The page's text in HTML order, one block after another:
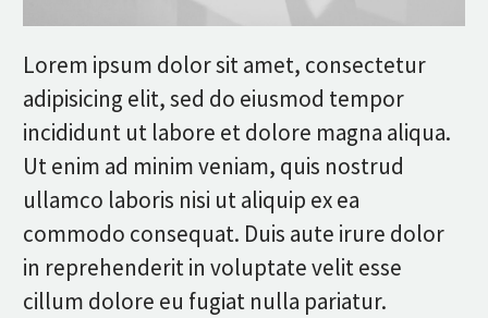
Lorem ipsum dolor sit amet, consectetur
adipisicing elit, sed do eiusmod tempor
incididunt ut labore et dolore magna aliqua.
Ut enim ad minim veniam, quis nostrud
ullamco laboris nisi ut aliquip ex ea
commodo consequat. Duis aute irure dolor
in reprehenderit in voluptate velit esse
cillum dolore eu fugiat nulla pariatur.